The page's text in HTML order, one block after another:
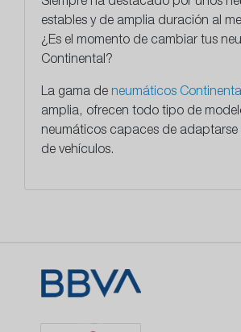
Siempre ha destacado por unos
estables y de amplia duración al
¿Es el momento de cambiar tus
Continental?
La gama de neumáticos
amplia, ofrecen todo tipo de
neumáticos capaces de
de vehículos.